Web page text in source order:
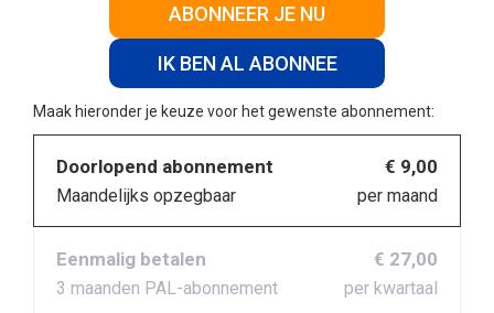
ABONNEER JE NU
IK BEN AL ABONNEE
Maak hieronder je keuze voor het gewenste abonnement:
Doorlopend abonnement
Maandelijks opzegbaar
€ 9,00
per maand
Eenmalig betalen
3 maanden PAL-abonnement
€ 27,00
per kwartaal